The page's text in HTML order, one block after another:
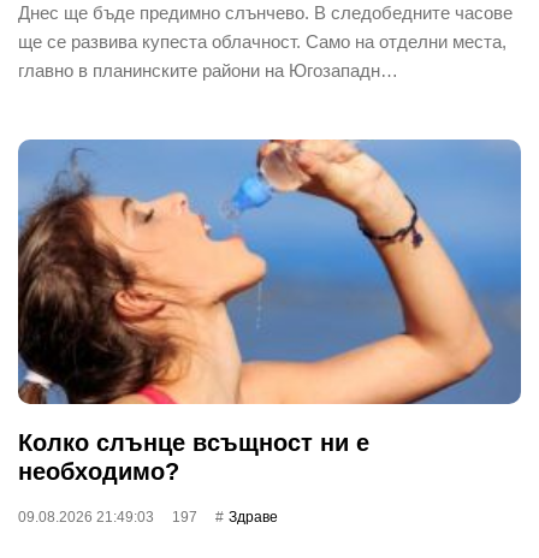
Днес ще бъде предимно слънчево. В следобедните часове
ще се развива купеста облачност. Само на отделни места,
главно в планинските райони на Югозападн…
Колко слънце всъщност ни е
необходимо?
09.08.2026 21:49:03 197 Здраве